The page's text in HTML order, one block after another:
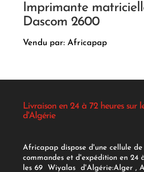
Imprimante
Dascom 2600
Vendu par: Africapap
Livraison en 24 à 72 heures sur
d'Algérie
Africapap dispose d'une cellule
commandes et d'expédition en 24
les 69 Wiyalas d'Algérie:Alger ,